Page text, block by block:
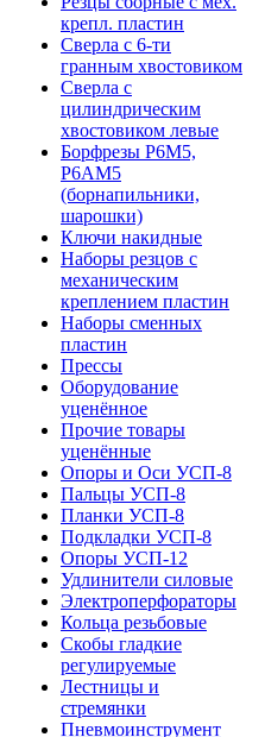
крепл. пластин
Сверла с 6-ти
гранным хвостовиком
Сверла с
цилиндрическим
хвостовиком левые
Борфрезы Р6М5,
Р6АМ5
(борнапильники,
шарошки)
Ключи накидные
Наборы резцов с
механическим
креплением пластин
Наборы сменных
пластин
Прессы
Оборудование
уценённое
Прочие товары
уценённые
Опоры и Оси УСП-8
Пальцы УСП-8
Планки УСП-8
Подкладки УСП-8
Опоры УСП-12
Удлинители силовые
Электроперфораторы
Кольца резьбовые
Скобы гладкие
регулируемые
Лестницы и
стремянки
Пневмоинструмент